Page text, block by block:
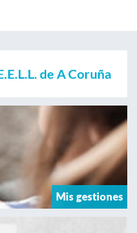
de A Coruña
Mis gestiones